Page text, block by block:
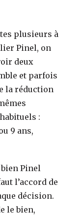
plusieurs à
Pinel, on
deux
et parfois
la réduction
:
9 ans,
Pinel
l’accord de
décision.
le bien,